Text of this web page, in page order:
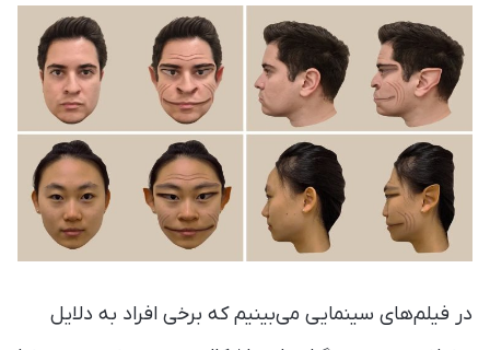
در فیلم‌های سینمایی می‌بینیم که برخی افراد به دلایل